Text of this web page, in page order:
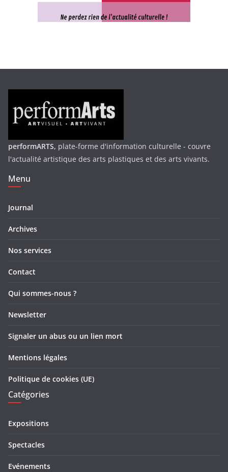
performARTS, plate-forme d'information culturelle - couvre
l'actualité artistique des arts plastiques et des arts vivants.
Menu
Journal
Archives
Nos services
Contact
Qui sommes-nous ?
Newsletter
Signaler un abus ou un lien mort
Mentions légales
Politique de cookies (UE)
Catégories
Expositions
Spectacles
Evénements